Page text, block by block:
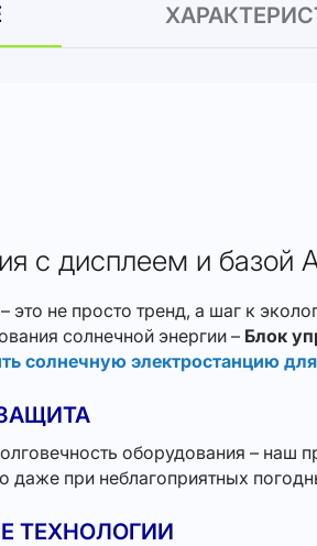
с дисплеем и базой
это не просто тренд, а шаг к
солнечной энергии – Блок
солнечную электростанцию
оборудования – наш
даже при неблагоприятных
ТЕХНОЛОГИИ